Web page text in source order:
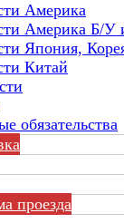
Америка
Америка Б/У
Япония,
Китай
обязательства
проезда